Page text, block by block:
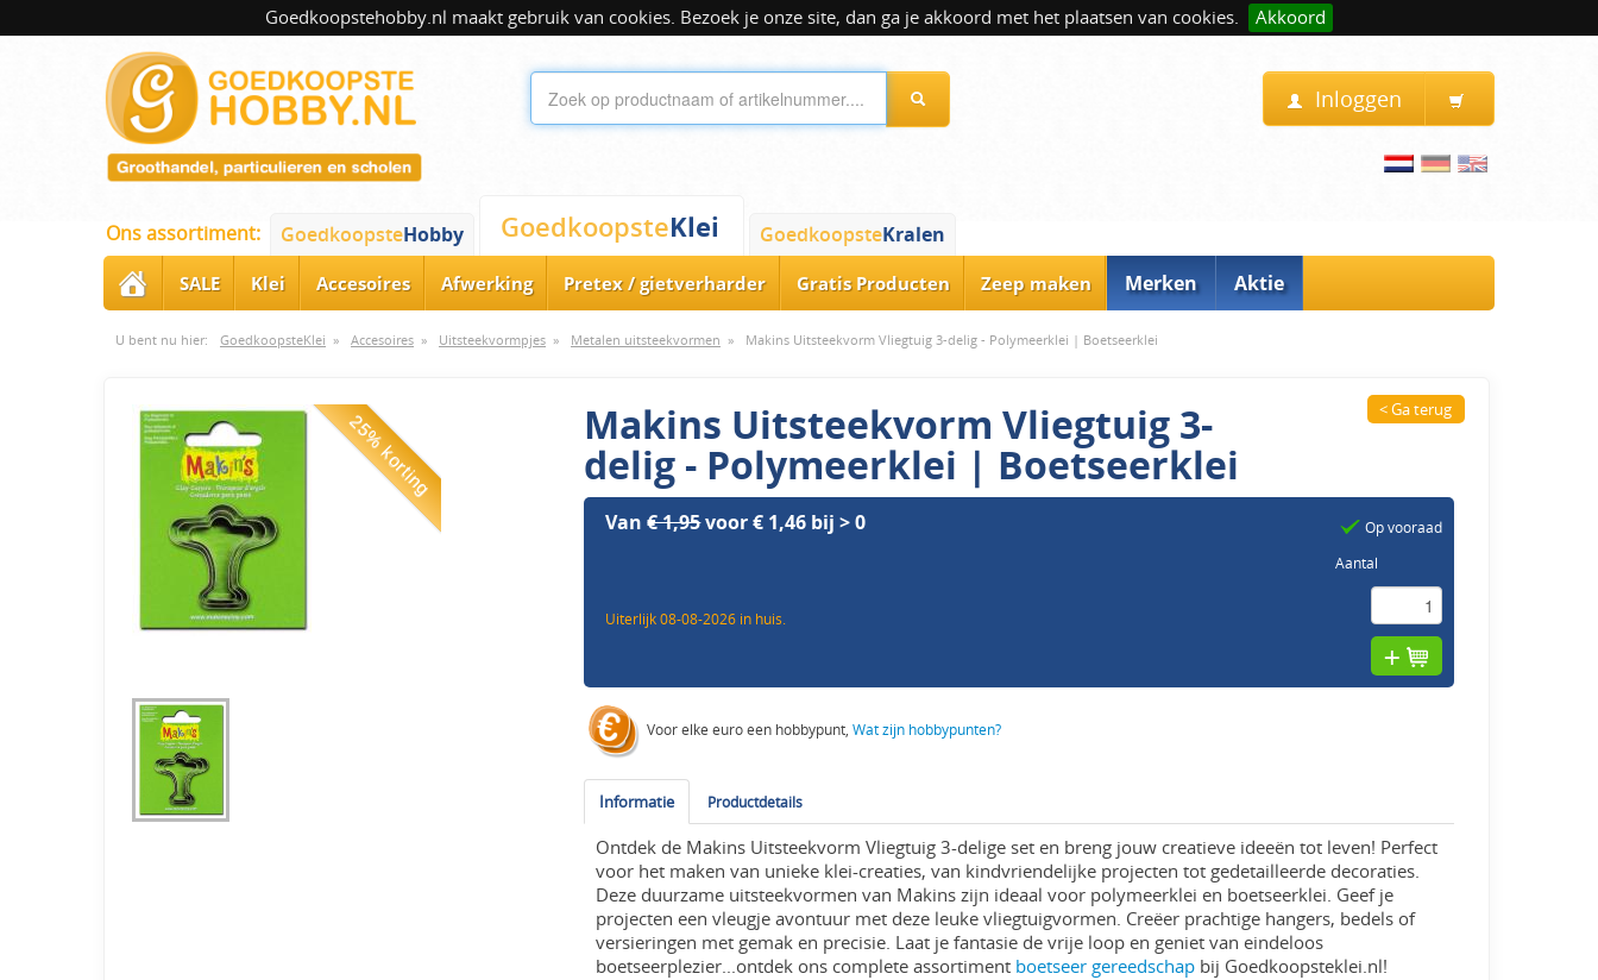
Goedkoopstehobby.nl maakt gebruik van cookies. Bezoek je onze site, dan ga je akkoord met het plaatsen van cookies. Akkoord
Inloggen
Ons assortiment: GoedkoopsteHobby GoedkoopsteKlei GoedkoopsteKralen
SALE Klei Accesoires Afwerking Pretex / gietverharder Gratis Producten Zeep maken Merken Aktie
U bent nu hier: GoedkoopsteKlei » Accesoires » Uitsteekvormpjes » Metalen uitsteekvormen » Makins Uitsteekvorm Vliegtuig 3-delig - Polymeerklei | Boetseerklei
25% korting Makins Uitsteekvorm Vliegtuig 3-
delig - Polymeerklei | Boetseerklei
< Ga terug
Van€ 1,95voor € 1,46 bij > 0
Uiterlijk 08-08-2026 in huis.
Op vooraad
Aantal
Voor elke euro een hobbypunt,Wat zijn hobbypunten?
Informatie Productdetails
Ontdek de Makins Uitsteekvorm Vliegtuig 3-delige set en breng jouw creatieve ideeën tot leven! Perfect
voor het maken van unieke klei-creaties, van kindvriendelijke projecten tot gedetailleerde decoraties.
Deze duurzame uitsteekvormen van Makins zijn ideaal voor polymeerklei en boetseerklei. Geef je
projecten een vleugje avontuur met deze leuke vliegtuigvormen. Creëer prachtige hangers, bedels of
versieringen met gemak en precisie. Laat je fantasie de vrije loop en geniet van eindeloos
boetseerplezier...ontdek ons complete assortiment boetseer gereedschap bij Goedkoopsteklei.nl!